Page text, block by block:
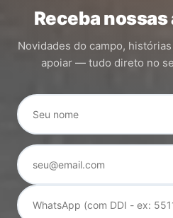
Receba
Novidades do campo,
apoiar — tudo direto no